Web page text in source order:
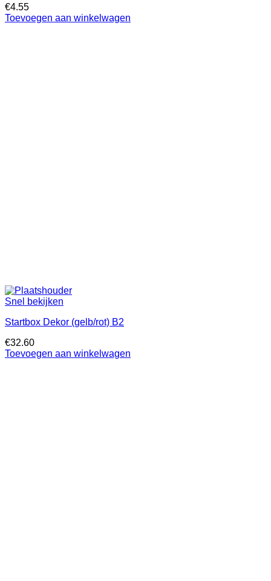
€4.55
Toevoegen aan winkelwagen
Snel bekijken
Startbox Dekor (gelb/rot) B2
€32.60
Toevoegen aan winkelwagen